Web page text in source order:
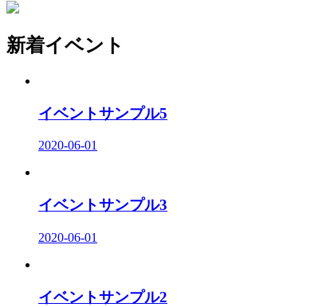
新着イベント
イベントサンプル5
2020-06-01
イベントサンプル3
2020-06-01
イベントサンプル2